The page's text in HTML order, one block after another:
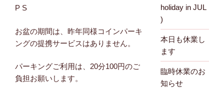
P S
お盆の期間は、昨年同様コインパーキ
ングの提携サービスはありません。
パーキングご利用は、20分100円のご
負担お願いします。
holiday in JUL
)
本日も休業し
ます
臨時休業のお
知らせ